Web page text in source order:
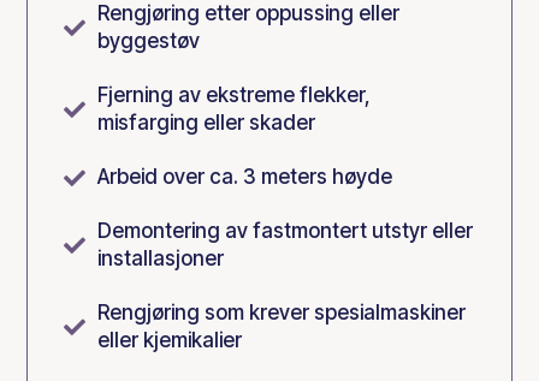

Rengjøring etter oppussing eller
byggestøv

Fjerning av ekstreme flekker,
misfarging eller skader
 Arbeid over ca. 3 meters høyde

Demontering av fastmontert utstyr eller
installasjoner

Rengjøring som krever spesialmaskiner
eller kjemikalier